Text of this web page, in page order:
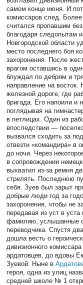
самом конце июня. И
комиссаров след.
считался пропавшим
благодаря следопытам
Новгородской области
место последнего боя
захоронения. После
врагом оставшись в
блуждал по дебрям и
направление на
железной дороге, где
бригада. Его напоили и
поглядывая на
в петлицах. Один из
впоследствии —
вызвался сходить за
отвезти «командира» в
до ночи. Через
в сопровождении
выхватил из-за ремня
стрелять. Последнюю
себя. Зуев был зарыт
добрые люди год за
захоронения, чтобы не
передавая из уст в
фамилию, услышанные
переводчика. Спустя
дошла весть о
дивизионного
ардатовцев, до вдовы
Зуевой. Ныне в
героя, одна из улиц
средней школе № 1